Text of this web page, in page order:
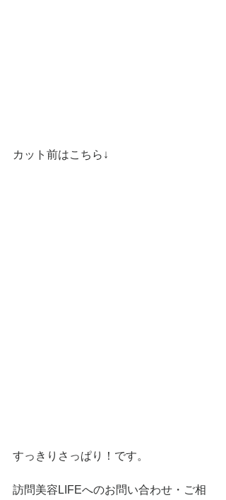
カット前はこちら↓
すっきりさっぱり！です。
訪問美容LIFEへのお問い合わせ・ご相